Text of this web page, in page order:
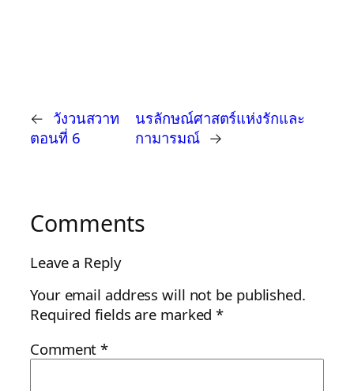
← วังวนสวาท
ตอนที่ 6
นรลักษณ์ศาสตร์แห่งรักและ
กามารมณ์ →
Comments
Leave a Reply
Your email address will not be published.
Required fields are marked*
Comment*